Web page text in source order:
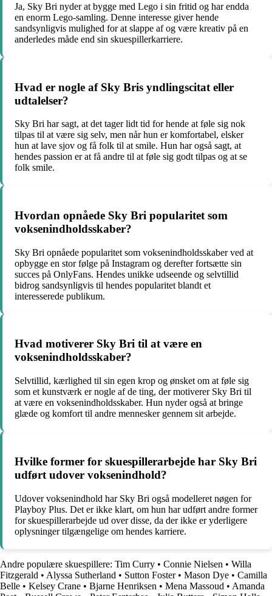
Ja, Sky Bri nyder at bygge med Lego i sin fritid og har endda
en enorm Lego-samling. Denne interesse giver hende
sandsynligvis mulighed for at slappe af og være kreativ på en
anderledes måde end sin skuespillerkarriere.
Hvad er nogle af Sky Bris yndlingscitat eller
udtalelser?
Sky Bri har sagt, at det tager lidt tid for hende at føle sig nok
tilpas til at være sig selv, men når hun er komfortabel, elsker
hun at lave sjov og få folk til at smile. Hun har også sagt, at
hendes passion er at få andre til at føle sig godt tilpas og at se
folk smile.
Hvordan opnåede Sky Bri popularitet som
voksenindholdsskaber?
Sky Bri opnåede popularitet som voksenindholdsskaber ved at
opbygge en stor følge på Instagram og derefter fortsætte sin
succes på OnlyFans. Hendes unikke udseende og selvtillid
bidrog sandsynligvis til hendes popularitet blandt et
interesserede publikum.
Hvad motiverer Sky Bri til at være en
voksenindholdsskaber?
Selvtillid, kærlighed til sin egen krop og ønsket om at føle sig
som et kunstværk er nogle af de ting, der motiverer Sky Bri til
at være en voksenindholdsskaber. Hun nyder også at bringe
glæde og komfort til andre mennesker gennem sit arbejde.
Hvilke former for skuespillerarbejde har Sky Bri
udført udover voksenindhold?
Udover voksenindhold har Sky Bri også modelleret nøgen for
Playboy Plus. Det er ikke klart, om hun har udført andre former
for skuespillerarbejde ud over disse, da der ikke er yderligere
oplysninger tilgængelige om hendes karriere.
Andre populære skuespillere: Tim Curry • Connie Nielsen • Willa
Fitzgerald • Alyssa Sutherland • Sutton Foster• Mason Dye • Camilla
Belle • Kelsey Crane • Bjarne Henriksen • Mena Massoud • Amanda